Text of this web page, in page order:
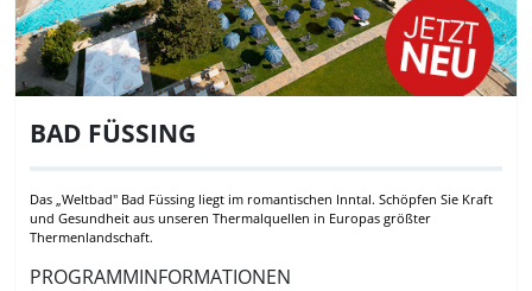
BAD FÜSSING
Das „Weltbad" Bad Füssing liegt im romantischen Inntal. Schöpfen Sie Kraft
und Gesundheit aus unseren Thermalquellen in Europas größter
Thermenlandschaft.
PROGRAMMINFORMATIONEN